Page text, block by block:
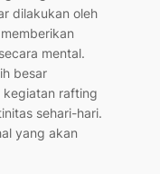
dilakukan oleh
mental.
besar
rafting
sehari-hari.
yang akan